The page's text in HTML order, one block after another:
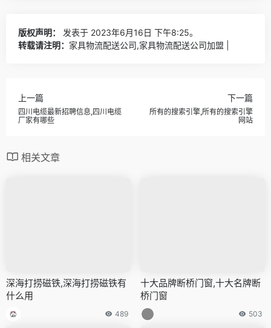
版权声明：
发表于 2023年6月16日 下午8:25。
转载请注明： 家具物流配送公司,家具物流配送公司加盟 |
上一篇
四川电缆最新招聘信息,四川电缆
厂家有哪些
下一篇
所有的搜索引擎,所有的搜索引擎
网站
相关文章
深海打捞磁铁,深海打捞磁铁有
什么用
489
十大品牌断桥门窗,十大名牌断
桥门窗
503